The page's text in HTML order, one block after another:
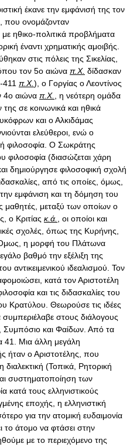
έκανε την εμφάνισή της τον
που ονομάζονταν
ηθικο-πολιτικά προβλήματα
έναντι χρηματικής αμοιβής.
στις πόλεις της Σικελίας,
τον 5ο αιώνα π.Χ. δίδασκαν
π.Χ.), ο Γοργίας ο Λεοντίνος
4ο αιώνα π.Χ.
, η νεότερη ομάδα
σε κοινωνικά και ηθικά
και ο Αλκιδάμας
ελεύθεροι, ενώ ο
φιλοσοφία. Ο Σωκράτης
φιλοσοφία (διασώζεται χάρη
δημιούργησε φιλοσοφική σχολή
από τις οποίες, όμως,
εμφάνιση και τη δόμηση του
μαθητές, μεταξύ των οποίων ο
ο Κριτίας κ.ά.
, οι οποίοι και
σχολές, όπως της Κυρήνης,
η μορφή του Πλάτωνα
βαθμό την εξέλιξη της
αντικειμενικού ιδεαλισμού. Τον
κατά τον Αριστοτέλη
και τις διδασκαλίες του
Κρατύλου. Θεωρούσε τις ιδέες
συμπεριέλαβε στους διάλογους
Συμπόσιο και Φαίδων. Από τα
41. Μια άλλη μεγάλη
ήταν ο Αριστοτέλης, που
διαλεκτική (Τοπικά, Ρητορική
συστηματοποίηση των
κατά τους ελληνιστικούς
εποχής, η ελληνιστική
για την ατομική ευδαιμονία
το άτομο να φτάσει στην
με το περιεχόμενο της